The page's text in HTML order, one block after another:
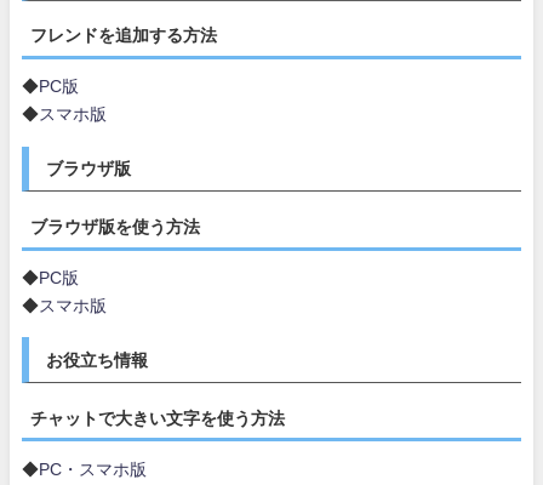
フレンドを追加する方法
◆PC版
◆スマホ版
ブラウザ版
ブラウザ版を使う方法
◆PC版
◆スマホ版
お役立ち情報
チャットで大きい文字を使う方法
◆PC・スマホ版